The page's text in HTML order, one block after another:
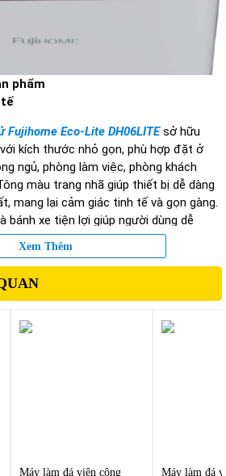
phẩm
tế
Fujihome Eco-Lite DH06LITEsở hữu
kích thước nhỏ gọn, phù hợp đặt ở
ngủ, phòng làm việc, phòng khách
màu trang nhã giúp thiết bị dễ dàng
mang lại cảm giác tinh tế và gọn gàng.
bánh xe tiện lợi giúp người dùng dễ
các phòng mà không tốn nhiều công
cho không gian nhỏ
suất hút ẩm vừa phải 6 lít/24 giờ, lý
Đây là lựa chọn hoàn hảo cho:
Xem Thêm
Máy làm đá viên công
Máy làm đá